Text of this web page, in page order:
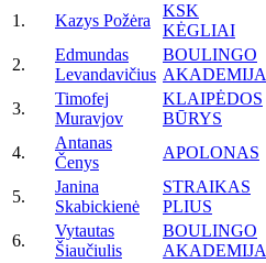
1. Kazys Požėra
KSK
KĖGLIAI
2.
Edmundas
Levandavičius
BOULINGO
AKADEMIJA
3.
Timofej
Muravjov
KLAIPĖDOS
BŪRYS
4.
Antanas
Čenys
APOLONAS
5.
Janina
Skabickienė
STRAIKAS
PLIUS
6.
Vytautas
Šiaučiulis
BOULINGO
AKADEMIJA